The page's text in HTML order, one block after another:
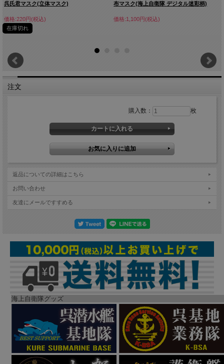
呉氏君マスク(立体マスク)
価格:220円(税込)
在庫切れ
布マスク(海上自衛隊 デジタル迷彩柄)
価格:1,100円(税込)
注文
購入数： 枚
返品についての詳細はこちら
お問い合わせ
友達にメールですすめる
海上自衛隊グッズ